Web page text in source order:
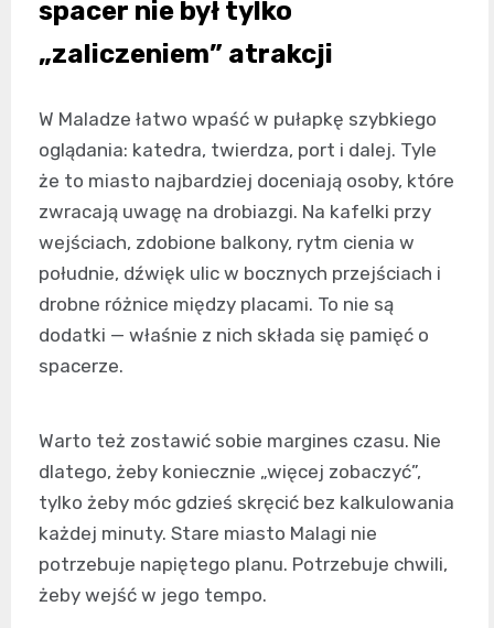
spacer nie był tylko
„zaliczeniem” atrakcji
W Maladze łatwo wpaść w pułapkę szybkiego
oglądania: katedra, twierdza, port i dalej. Tyle
że to miasto najbardziej doceniają osoby, które
zwracają uwagę na drobiazgi. Na kafelki przy
wejściach, zdobione balkony, rytm cienia w
południe, dźwięk ulic w bocznych przejściach i
drobne różnice między placami. To nie są
dodatki — właśnie z nich składa się pamięć o
spacerze.
Warto też zostawić sobie margines czasu. Nie
dlatego, żeby koniecznie „więcej zobaczyć”,
tylko żeby móc gdzieś skręcić bez kalkulowania
każdej minuty. Stare miasto Malagi nie
potrzebuje napiętego planu. Potrzebuje chwili,
żeby wejść w jego tempo.